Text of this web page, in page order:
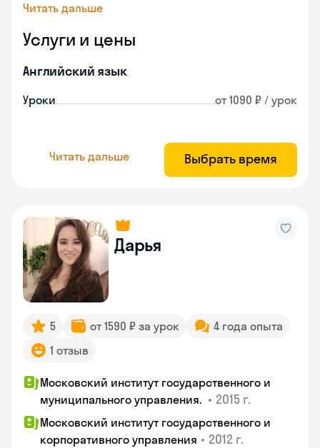
Читать дальше
Услуги и цены
Английский язык
Уроки от 1090 ₽ / урок
Читать дальше Выбрать время
Дарья
5 от 1590 ₽ за урок
4 года опыта
1 отзыв
Московский институт государственного и
муниципального управления. • 2015 г.
Московский институт государственного и
корпоративного управления • 2012 г.